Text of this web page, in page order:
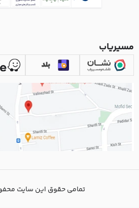
مسیریاب
تمامی حقوق این سایت